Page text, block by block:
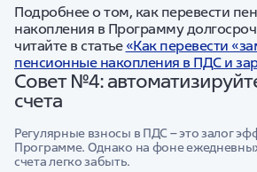
Подробнее о том, как перевести
накопления в Программу
читайте в статье «Как перевести
пенсионные накопления в ПДС и
Совет №4:
счета
Регулярные взносы в ПДС – это залог
Программе. Однако на фоне
счета легко забыть.